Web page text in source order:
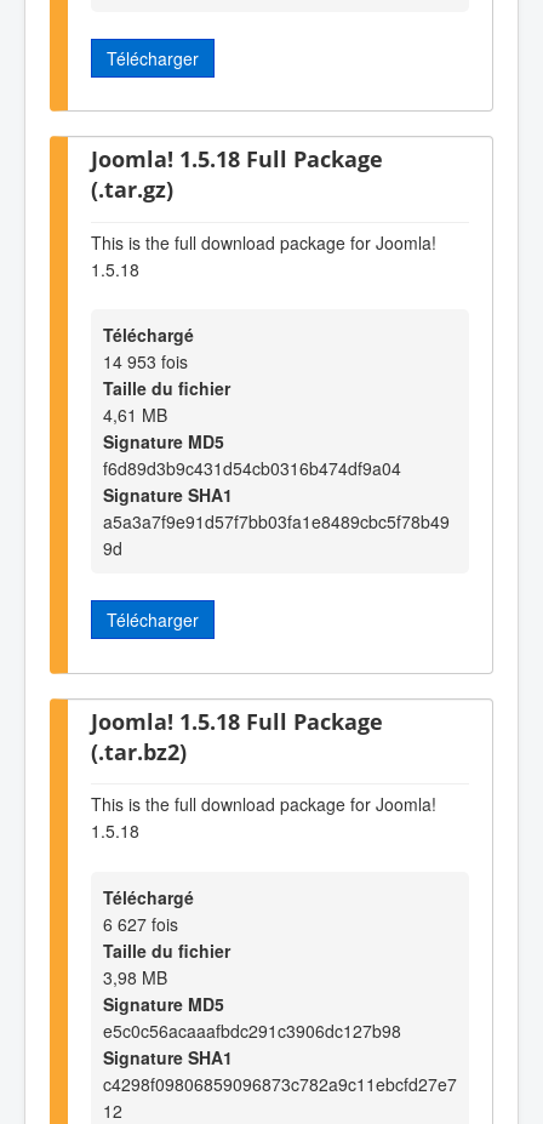
Télécharger
Joomla! 1.5.18 Full Package
(.tar.gz)
This is the full download package for Joomla!
1.5.18
Téléchargé
14 953 fois
Taille du fichier
4,61 MB
Signature MD5
f6d89d3b9c431d54cb0316b474df9a04
Signature SHA1
a5a3a7f9e91d57f7bb03fa1e8489cbc5f78b49
9d
Télécharger
Joomla! 1.5.18 Full Package
(.tar.bz2)
This is the full download package for Joomla!
1.5.18
Téléchargé
6 627 fois
Taille du fichier
3,98 MB
Signature MD5
e5c0c56acaaafbdc291c3906dc127b98
Signature SHA1
c4298f09806859096873c782a9c11ebcfd27e7
12